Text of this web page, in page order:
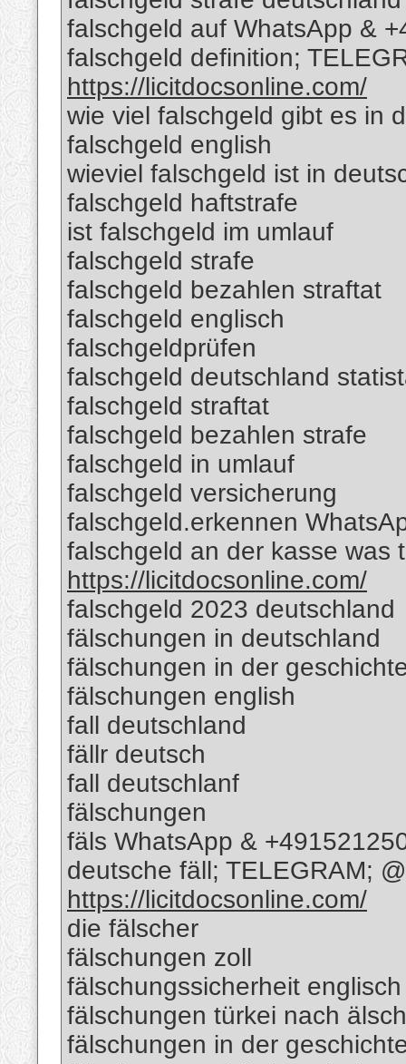
falschgeld auf WhatsApp &
falschgeld definition;
https://licitdocsonline.com/
wie viel falschgeld gibt es in
falschgeld english
wieviel falschgeld ist in
falschgeld haftstrafe
ist falschgeld im umlauf
falschgeld strafe
falschgeld bezahlen straftat
falschgeld englisch
falschgeldprüfen
falschgeld deutschland
falschgeld straftat
falschgeld bezahlen strafe
falschgeld in umlauf
falschgeld versicherung
falschgeld.erkennen
falschgeld an der kasse was
https://licitdocsonline.com/
falschgeld 2023 deutschland
fälschungen in deutschland
fälschungen in der
fälschungen english
fall deutschland
fällr deutsch
fall deutschlanf
fälschungen
fäls WhatsApp &
deutsche fäll; TELEGRAM;
https://licitdocsonline.com/
die fälscher
fälschungen zoll
fälschungssicherheit englisch
fälschungen türkei nach
fälschungen in der